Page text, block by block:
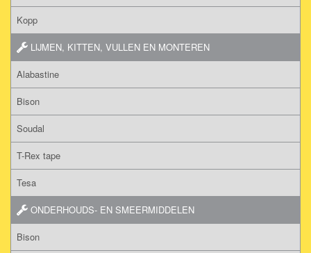
Kopp
LIJMEN, KITTEN, VULLEN EN MONTEREN
Alabastine
Bison
Soudal
T-Rex tape
Tesa
ONDERHOUDS- EN SMEERMIDDELEN
Bison